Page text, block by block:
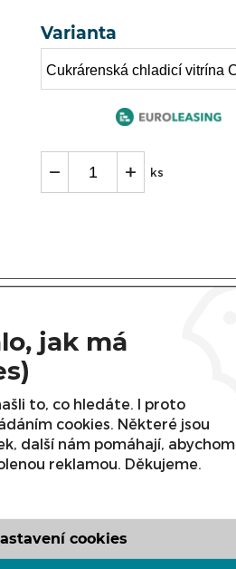
Varianta
ks
do 60%)
jak má
to, co hledáte. I proto
cookies. Některé jsou
další nám pomáhají, abychom
reklamou. Děkujeme.
cookies